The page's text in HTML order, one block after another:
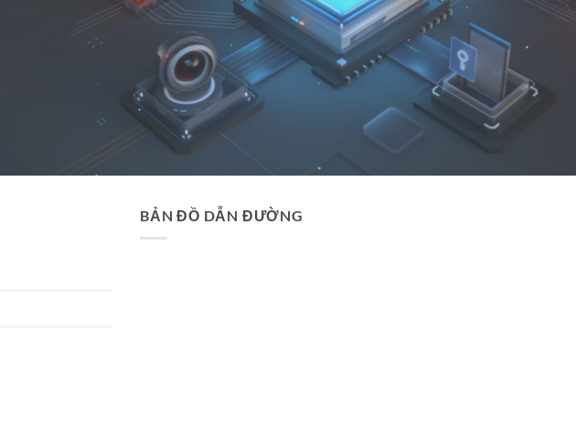
BẢN ĐỒ DẪN ĐƯỜNG